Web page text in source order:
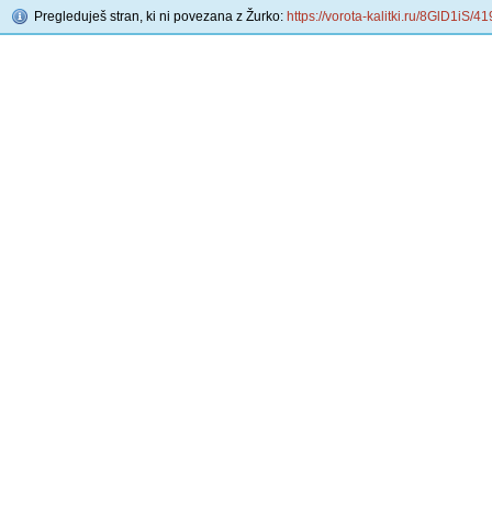
Pregleduješ stran, ki ni povezana z Žurko: https://vorota-kalitki.ru/8GlD1iS/